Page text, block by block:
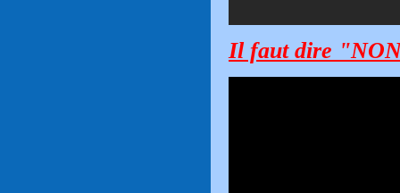
Il faut dire